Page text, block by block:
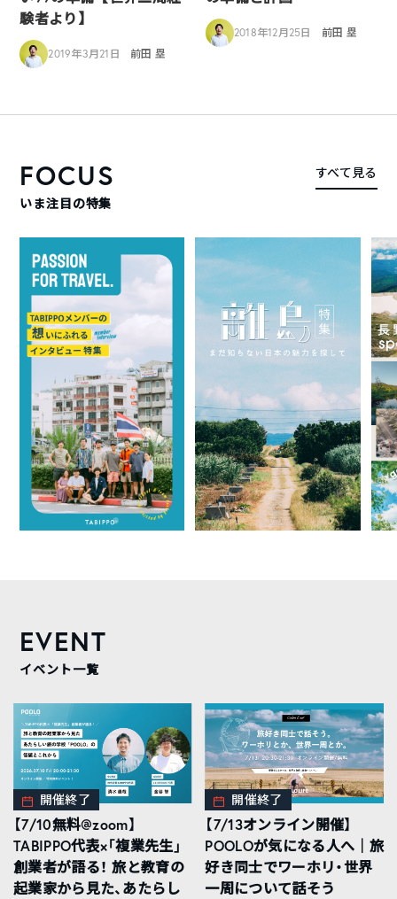
験者より】
2019年3月21日 前田 塁
2018年12月25日 前田 塁
FOCUS
いま注目の特集
すべて見る
EVENT
イベント一覧
開催終了
【7/10無料@zoom】
TABIPPO代表×「複業先生」
創業者が語る！ 旅と教育の
起業家から見た、あたらし
開催終了
【7/13オンライン開催】
POOLOが気になる人へ｜旅
好き同士でワーホリ・世界
一周について話そう